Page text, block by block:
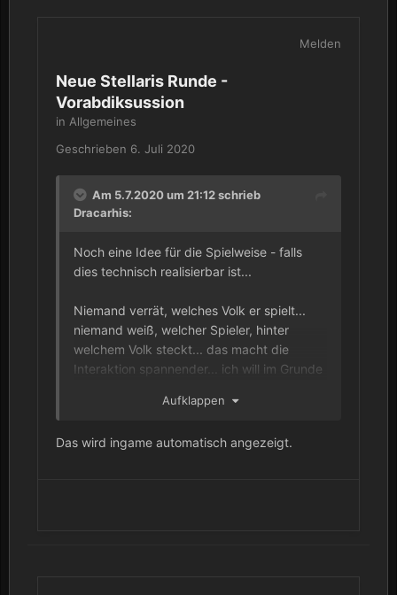
Melden
Neue Stellaris Runde -
Vorabdiksussion
in Allgemeines
Geschrieben 6. Juli 2020
Am 5.7.2020 um 21:12 schrieb
Dracarhis:
Noch eine Idee für die Spielweise - falls
dies technisch realisierbar ist...
Niemand verrät, welches Volk er spielt...
niemand weiß, welcher Spieler, hinter
welchem Volk steckt... das macht die
Interaktion spannender... ich will im Grunde
oder eine KI ist und auch nicht welcher
Parameter mehr Bedeutung.
Aufklappen
Das wird ingame automatisch angezeigt.